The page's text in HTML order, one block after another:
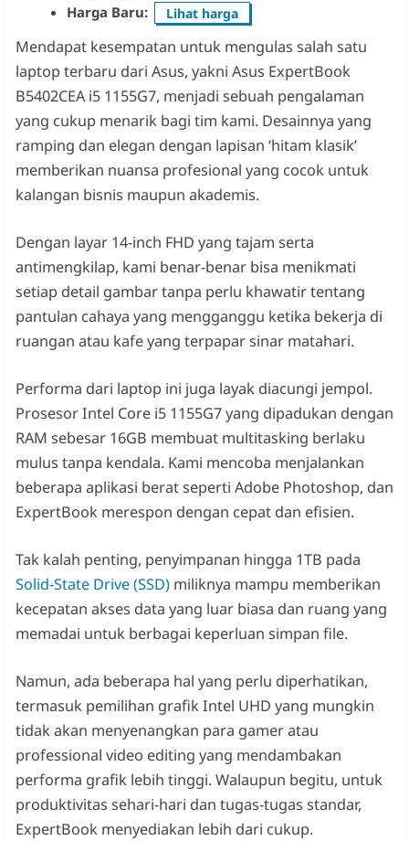
Harga Baru:
Lihat harga
Mendapat kesempatan untuk mengulas salah satu
laptop terbaru dari Asus, yakni Asus ExpertBook
B5402CEA i5 1155G7, menjadi sebuah pengalaman
yang cukup menarik bagi tim kami. Desainnya yang
ramping dan elegan dengan lapisan ‘hitam klasik’
memberikan nuansa profesional yang cocok untuk
kalangan bisnis maupun akademis.
Dengan layar 14-inch FHD yang tajam serta
antimengkilap, kami benar-benar bisa menikmati
setiap detail gambar tanpa perlu khawatir tentang
pantulan cahaya yang mengganggu ketika bekerja di
ruangan atau kafe yang terpapar sinar matahari.
Performa dari laptop ini juga layak diacungi jempol.
Prosesor Intel Core i5 1155G7 yang dipadukan dengan
RAM sebesar 16GB membuat multitasking berlaku
mulus tanpa kendala. Kami mencoba menjalankan
beberapa aplikasi berat seperti Adobe Photoshop, dan
ExpertBook merespon dengan cepat dan efisien.
Tak kalah penting, penyimpanan hingga 1TB pada
Solid-State Drive (SSD)miliknya mampu memberikan
kecepatan akses data yang luar biasa dan ruang yang
memadai untuk berbagai keperluan simpan file.
Namun, ada beberapa hal yang perlu diperhatikan,
termasuk pemilihan grafik Intel UHD yang mungkin
tidak akan menyenangkan para gamer atau
professional video editing yang mendambakan
performa grafik lebih tinggi. Walaupun begitu, untuk
produktivitas sehari-hari dan tugas-tugas standar,
ExpertBook menyediakan lebih dari cukup.